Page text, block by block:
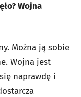
Wojna
Można ją sobie
Wojna jest
naprawdę i